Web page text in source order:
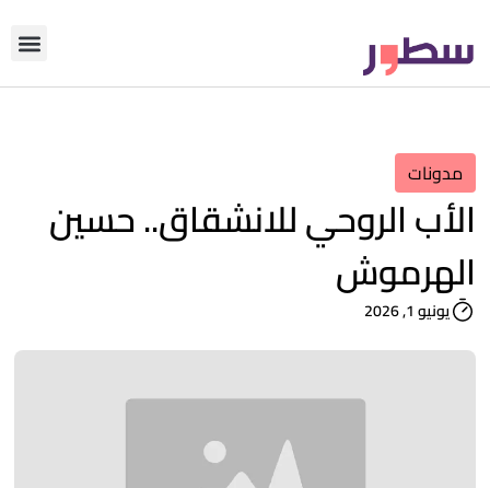
مدونات
الأب الروحي للانشقاق.. حسين
الهرموش
يونيو 1, 2026